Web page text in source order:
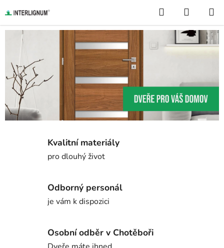
na
obsah
Hledat
KOŠÍK
v
e
e
Kvalitní materiály
pro dlouhý život
Odborný personál
je vám k dispozici
Osobní odběr v Chotěboři